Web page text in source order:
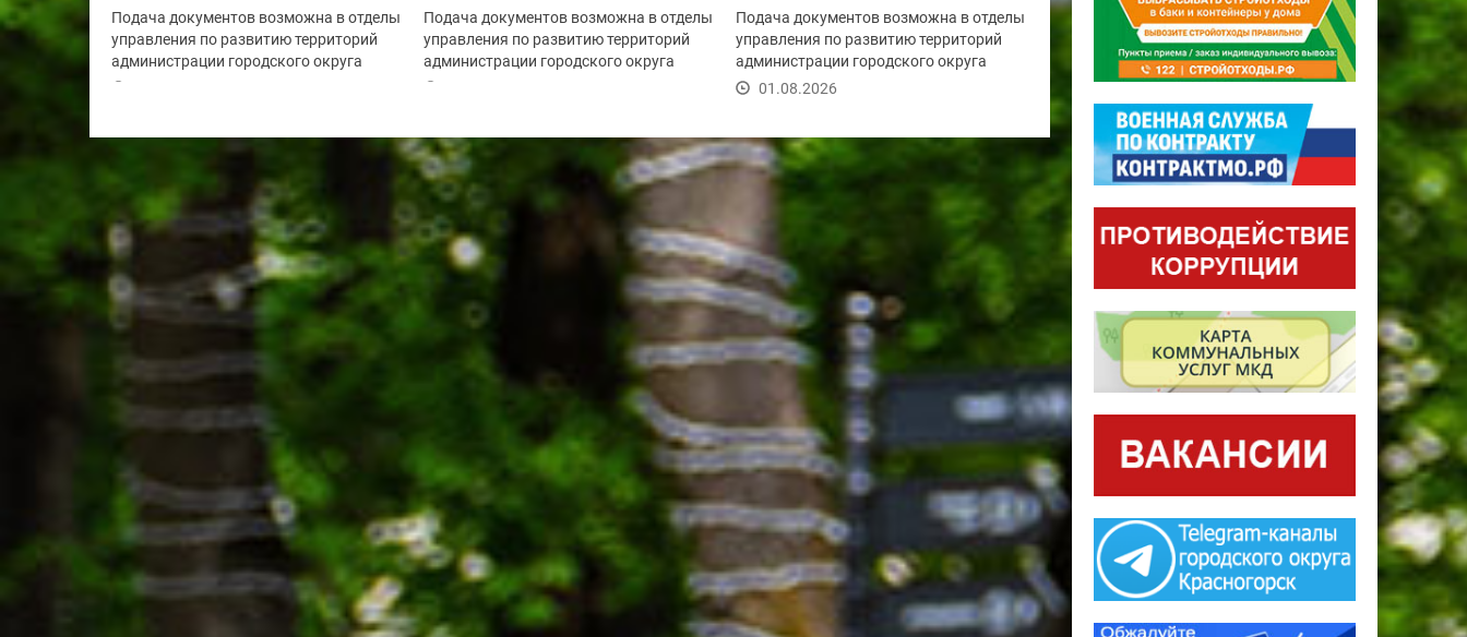
Подача документов возможна в отделы
управления по развитию территорий
администрации городского округа
Красногорск:
Подача документов возможна в отделы
управления по развитию территорий
администрации городского округа
Красногорск:
Подача документов возможна в отделы
управления по развитию территорий
администрации городского округа
Красногорск:
01.08.2026